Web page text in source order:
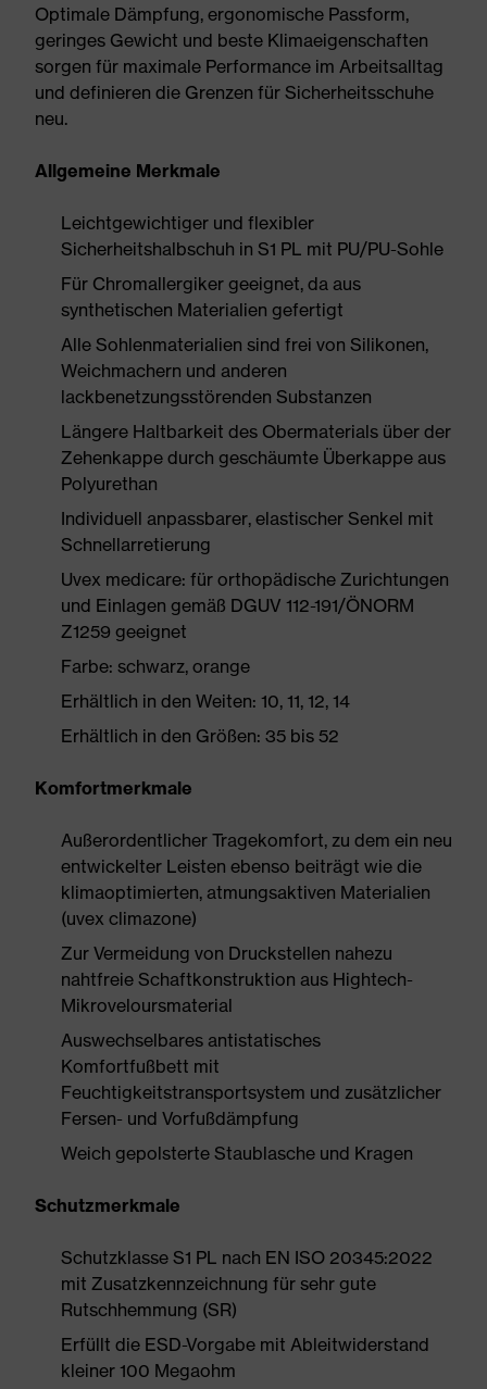
Optimale Dämpfung, ergonomische Passform,
geringes Gewicht und beste Klimaeigenschaften
sorgen für maximale Performance im Arbeitsalltag
und definieren die Grenzen für Sicherheitsschuhe
neu.
Allgemeine Merkmale
Leichtgewichtiger und flexibler
Sicherheitshalbschuh in S1 PL mit PU/PU-Sohle
Für Chromallergiker geeignet, da aus
synthetischen Materialien gefertigt
Alle Sohlenmaterialien sind frei von Silikonen,
Weichmachern und anderen
lackbenetzungsstörenden Substanzen
Längere Haltbarkeit des Obermaterials über der
Zehenkappe durch geschäumte Überkappe aus
Polyurethan
Individuell anpassbarer, elastischer Senkel mit
Schnellarretierung
Uvex medicare: für orthopädische Zurichtungen
und Einlagen gemäß DGUV 112-191/ÖNORM
Z1259 geeignet
Farbe: schwarz, orange
Erhältlich in den Weiten: 10, 11, 12, 14
Erhältlich in den Größen: 35 bis 52
Komfortmerkmale
Außerordentlicher Tragekomfort, zu dem ein neu
entwickelter Leisten ebenso beiträgt wie die
klimaoptimierten, atmungsaktiven Materialien
(uvex climazone)
Zur Vermeidung von Druckstellen nahezu
nahtfreie Schaftkonstruktion aus Hightech-
Mikroveloursmaterial
Auswechselbares antistatisches
Komfortfußbett mit
Feuchtigkeitstransportsystem und zusätzlicher
Fersen- und Vorfußdämpfung
Weich gepolsterte Staublasche und Kragen
Schutzmerkmale
Schutzklasse S1 PL nach EN ISO 20345:2022
mit Zusatzkennzeichnung für sehr gute
Rutschhemmung (SR)
Erfüllt die ESD-Vorgabe mit Ableitwiderstand
kleiner 100 Megaohm